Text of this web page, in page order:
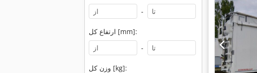
-
ارتفاع کل [mm]:
-
وزن کل [kg]: